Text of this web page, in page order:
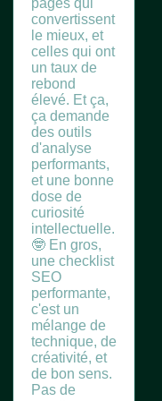
convertissent
le mieux, et
celles qui ont
un taux de
rebond
élevé. Et ça,
ça demande
des outils
d'analyse
performants,
et une bonne
dose de
curiosité
intellectuelle.
🤓 En gros,
une checklist
SEO
performante,
c'est un
mélange de
technique, de
créativité, et
de bon sens.
Pas de